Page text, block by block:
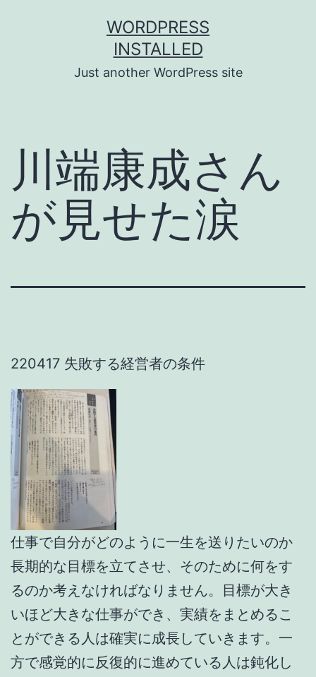
WORDPRESS
INSTALLED
Just another WordPress site
川端康成さん
が見せた涙
220417 失敗する経営者の条件
仕事で自分がどのように一生を送りたいのか
長期的な目標を立てさせ、そのために何をす
るのか考えなければなりません。目標が大き
いほど大きな仕事ができ、実績をまとめるこ
とができる人は確実に成長していきます。一
方で感覚的に反復的に進めている人は鈍化し